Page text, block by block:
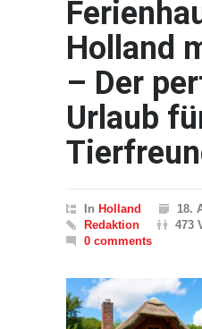
Holland
– Der
Urlaub
In Holland
18.
Redaktion
473
0 comments